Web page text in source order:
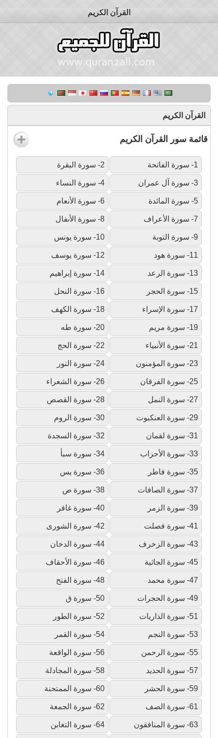
القرآن الكريم
القرآن الكريم
قائمة سور القرآن الكريم
1- سورة الفاتحة 2- سورة البقرة
3- سورة آل عمران 4- سورة النساء
5- سورة المائدة 6- سورة الأنعام
7- سورة الأعراف 8- سورة الأنفال
9- سورة التوبة 10- سورة يونس
11- سورة هود 12- سورة يوسف
13- سورة الرعد 14- سورة إبراهيم
15- سورة الحجر 16- سورة النحل
17- سورة الإسراء 18- سورة الكهف
19- سورة مريم 20- سورة طه
21- سورة الأنبياء 22- سورة الحج
23- سورة المؤمنون 24- سورة النور
25- سورة الفرقان 26- سورة الشعراء
27- سورة النمل 28- سورة القصص
29- سورة العنكبوت 30- سورة الروم
31- سورة لقمان 32- سورة السجدة
33- سورة الأحزاب 34- سورة سبأ
35- سورة فاطر 36- سورة يس
37- سورة الصافات 38- سورة ص
39- سورة الزمر 40- سورة غافر
41- سورة فصلت 42- سورة الشورى
43- سورة الزخرف 44- سورة الدخان
45- سورة الجاثية 46- سورة الأحقاف
47- سورة محمد 48- سورة الفتح
49- سورة الحجرات 50- سورة ق
51- سورة الذاريات 52- سورة الطور
53- سورة النجم 54- سورة القمر
55- سورة الرحمن 56- سورة الواقعة
57- سورة الحديد 58- سورة المجادلة
59- سورة الحشر 60- سورة الممتحنة
61- سورة الصف 62- سورة الجمعة
63- سورة المنافقون 64- سورة التغابن